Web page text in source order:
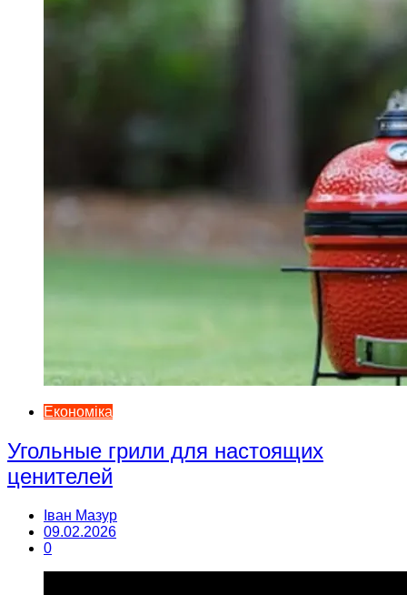
Економіка
Угольные грили для настоящих
ценителей
Іван Мазур
09.02.2026
0